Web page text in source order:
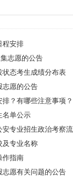
程安排
志愿的公告
态考生成绩分布表
志愿的公告
？有哪些注意事项？
名单公示
专业招生政治考察
及专业名称
作指南
愿有关问题的公告